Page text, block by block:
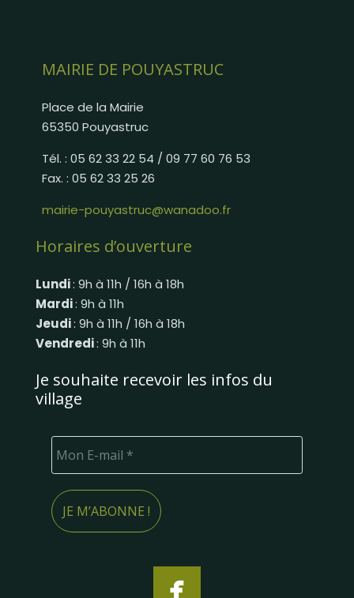
MAIRIE DE POUYASTRUC
Place de la Mairie
65350 Pouyastruc
Tél. : 05 62 33 22 54 / 09 77 60 76 53
Fax. : 05 62 33 25 26
mairie-pouyastruc@wanadoo.fr
Horaires d’ouverture
Lundi: 9h à 11h / 16h à 18h
Mardi: 9h à 11h
Jeudi: 9h à 11h / 16h à 18h
Vendredi: 9h à 11h
Je souhaite recevoir les infos du
village